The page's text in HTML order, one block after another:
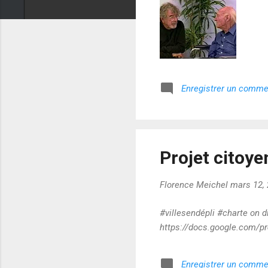
Enregistrer un
Projet
Florence Meichel mars 12,
#villesendépli #charte on
https://docs.google.com/
Enregistrer un